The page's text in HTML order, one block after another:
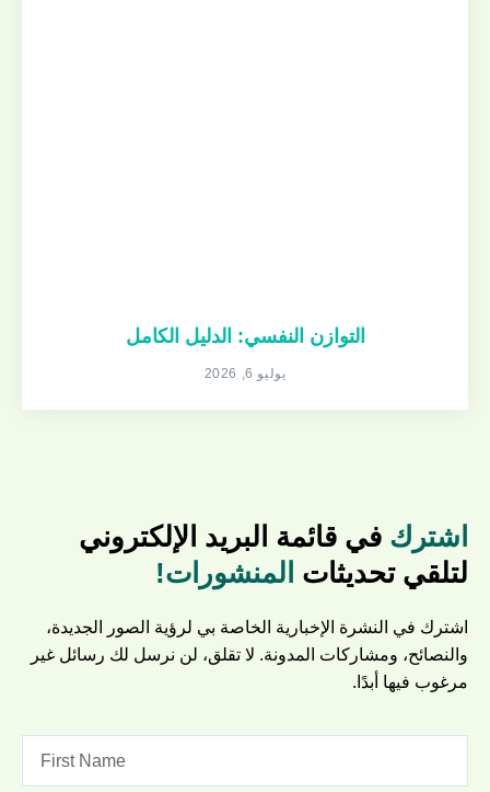
التوازن النفسي: الدليل الكامل
يوليو 6, 2026
اشترك في قائمة البريد الإلكتروني
لتلقي تحديثات المنشورات!
اشترك في النشرة الإخبارية الخاصة بي لرؤية الصور الجديدة،
والنصائح، ومشاركات المدونة. لا تقلق، لن نرسل لك رسائل غير
مرغوب فيها أبدًا.